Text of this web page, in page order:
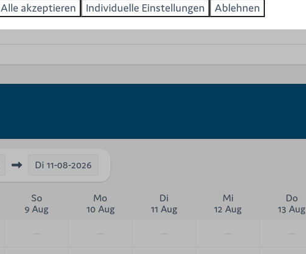
Di 11-08-2026
So
9 Aug
Mo
10 Aug
Di
11 Aug
Mi
12 Aug
Do
13 Aug
Alle akzeptieren Individuelle Einstellungen Ablehnen